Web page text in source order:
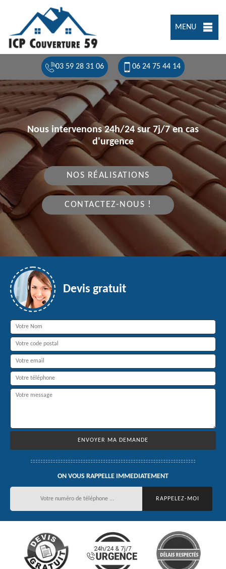
MENU
03 59 28 31 06 06 24 75 44 14
Nous intervenons 24h/24 sur 7j/7 en cas
d'urgence
NOS RÉALISATIONS
CONTACTEZ-NOUS !
Devis gratuit
ON VOUS RAPPELLE IMMEDIATEMENT